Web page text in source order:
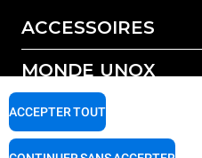
ACCESSOIRES
Tous les accessoires
Détergents pour lavage automatique
Détergents pour lavage manuel
MONDE UNOX
Nos bureaux dans le monde
SUPPORT
ACCEPTER TOUT